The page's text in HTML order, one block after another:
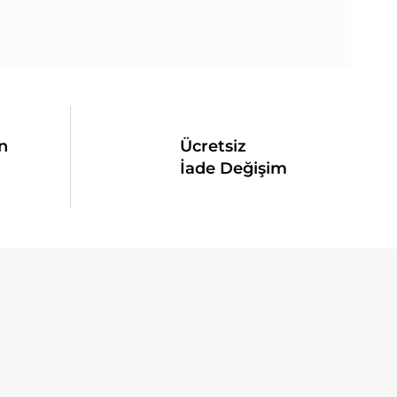
Ücretsiz
İade Değişim